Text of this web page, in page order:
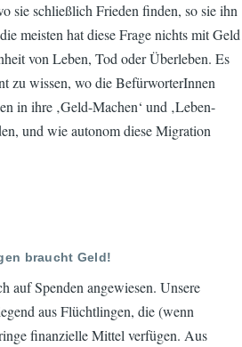
sie schließlich Frieden finden, so sie ihn
meisten hat diese Frage nichts mit Geld
von Leben, Tod oder Überleben. Es
zu wissen, wo die BefürworterInnen
in ihre ‚Geld-Machen‘ und ‚Leben-
und wie autonom diese Migration
braucht Geld!
auf Spenden angewiesen. Unsere
aus Flüchtlingen, die (wenn
finanzielle Mittel verfügen. Aus